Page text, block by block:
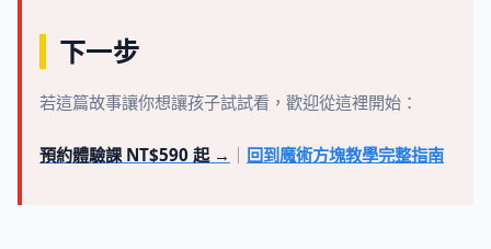
下一步
若這篇故事讓你想讓孩子試試看，歡迎從這裡開始：
預約體驗課 NT$590 起 → ｜ 回到魔術方塊教學完整指南